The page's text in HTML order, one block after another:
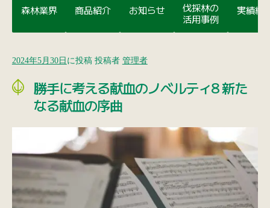
森林業界 商品紹介 お知らせ
伐採林の
活用事例
実績紹
2024年5月30日 に投稿 投稿者 管理者
勝手に考える献血のノベルティ8 新た
なる献血の序曲